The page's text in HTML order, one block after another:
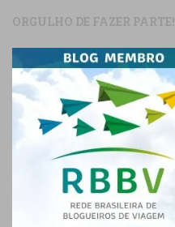
ORGULHO DE FAZER PARTE!